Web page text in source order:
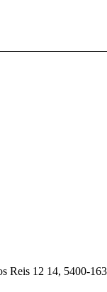
Reis 12 14, 5400-